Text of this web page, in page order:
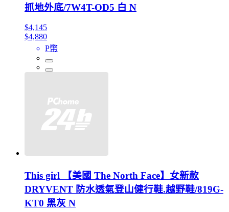
抓地外底/7W4T-OD5 白 N
$4,145
$4,880
P幣
This girl 【美國 The North Face】女新款
DRYVENT 防水透氣登山健行鞋.越野鞋/819G-
KT0 黑灰 N